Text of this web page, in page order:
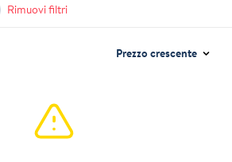
Rimuovi filtri
Prezzo crescente